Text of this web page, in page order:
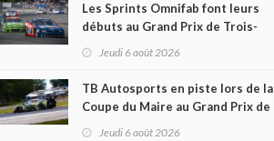
Les Sprints Omnifab font leurs
débuts au Grand Prix de Trois-
Rivières avec un format inspiré
Jeudi 6 août 2026
TB Autosports en piste lors de la
Coupe du Maire au Grand Prix de
Trois-Rivières
Jeudi 6 août 2026